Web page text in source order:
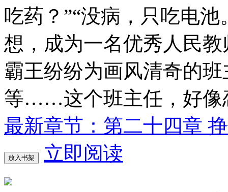
吃药？”“没病，只吃电
想，成为一名优秀人民
霸王纷纷为画风清奇的
等……这个班主任，好像
最新章节：第二十四章
放入书架 立即阅读